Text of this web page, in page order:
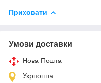
Приховати
Умови доставки
Нова Пошта
Укрпошта